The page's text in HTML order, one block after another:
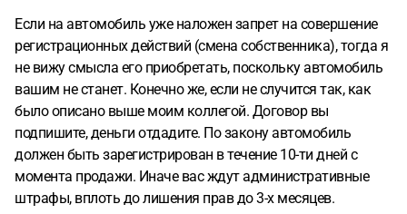
Если на автомобиль уже наложен запрет на совершение
регистрационных действий (смена собственника), тогда я
не вижу смысла его приобретать, поскольку автомобиль
вашим не станет. Конечно же, если не случится так, как
было описано выше моим коллегой. Договор вы
подпишите, деньги отдадите. По закону автомобиль
должен быть зарегистрирован в течение 10-ти дней с
момента продажи. Иначе вас ждут административные
штрафы, вплоть до лишения прав до 3-х месяцев.